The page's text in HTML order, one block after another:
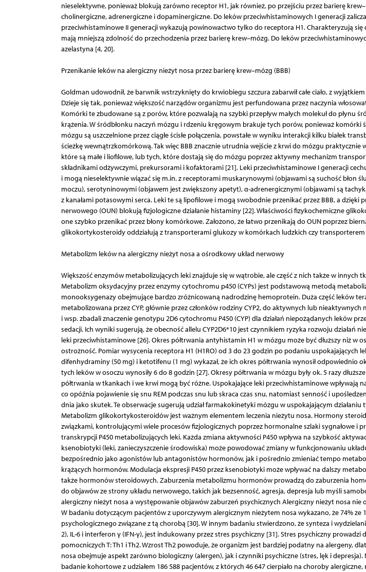
nieselektywne, ponieważ blokują zarówno receptor H1, jak również, po przejściu przez barierę
cholinergiczne, adrenergiczne i dopaminergiczne. Do leków przeciwhistaminowych I generacji
przeciwhistaminowe II generacji wykazują powinowactwo tylko do receptora H1. Charakteryzują się
mają mniejszą zdolność do przechodzenia przez barierę krew–mózg. Do leków
azelastyna [4, 20].
Przenikanie leków na alergiczny nieżyt nosa przez barierę krew–mózg (BBB)
Goldman udowodnił, że barwnik wstrzyknięty do krwiobiegu szczura zabarwił całe ciało, z
Dzieje się tak, ponieważ większość narządów organizmu jest perfundowana przez naczynia
Komórki te zbudowane są z porów, które pozwalają na szybki przepływ małych molekuł do płynu
krążenia. W śródbłonku naczyń mózgu i rdzeniu kręgowym brakuje tych porów, ponieważ komórki
mózgu są uszczelnione przez ciągłe ścisłe połączenia, powstałe w wyniku interakcji kilku białek
ścieżkę wewnątrzkomórkową. Tak więc BBB znacznie utrudnia wejście z krwi do mózgu praktycznie
które są małe i liofilowe, lub tych, które dostają się do mózgu poprzez aktywny mechanizm
składnikami odżywczymi, prekursorami i kofaktorami [21]. Leki przeciwhistaminowe I generacji
i mogą nieselektywnie wiązać się m.in. z receptorami muskarynowymi (objawami są suchość błon
moczu), serotyninowymi (objawem jest zwiększony apetyt), α-adrenergicznymi (objawami są
z kanałami potasowymi serca. Leki te są lipofilowe i mogą swobodnie przenikać przez BBB, a dzięki
nerwowego (OUN) blokują fizjologiczne działanie histaminy [22]. Właściwości fizykochemiczne
one szybko przenikać przez błony komórkowe. Założono, że łatwo przenikają do OUN poprzez
glikokortykosteroidy oddziałują z transporterami glukozy w komórkach ludzkich czy transporterem
Metabolizm leków na alergiczny nieżyt nosa a ośrodkowy układ nerwowy
Większość enzymów metabolizujących leki znajduje się w wątrobie, ale część z nich także w innych
Metabolizm oksydacyjny przez enzymy cytochromu p450 (CYPs) jest podstawową metodą
monooksygenazy obejmujące bardzo zróżnicowaną nadrodzinę hemoprotein. Duża część leków
metabolizowana przez CYP, głównie przez członków rodziny CYP2, do aktywnych lub
i wsp. zbadali znaczenie genotypu 2D6 cytochromu P450 (CYP) dla działań niepożądanych leków
sedacji. Ich wyniki sugerują, że obecność allelu CYP2D6*10 jest czynnikiem ryzyka rozwoju działań
leki przeciwhistaminowe [26]. Okres półtrwania antyhistamin H1 w mózgu może być dłuższy niż w
ostrożność. Pomiar wysycenia receptora H1 (H1RO) od 3 do 23 godzin po podaniu uspokajających
difenhydraminy (50 mg) i ketotifenu (1 mg) wykazał, że ich okres półtrwania wynosił odpowiednio
tych leków w osoczu wynosiły 6 do 8 godzin [27]. Okresy półtrwania w mózgu były ok. 5 razy
półtrwania w tkankach i we krwi mogą być różne. Uspokajające leki przeciwhistaminowe wpływają
co opóźnia pojawienie się snu REM podczas snu lub skraca czas snu, natomiast senność i
dnia jako skutek. Te obserwacje sugerują udział farmakokinetyki mózgu w uspokajającym działaniu
Metabolizm glikokortykosteroidów jest ważnym elementem leczenia nieżytu nosa. Hormony
związkami, kontrolującymi wiele procesów fizjologicznych poprzez hormonalne szlaki sygnałowe i
transkrypcji P450 metabolizujących leki. Każda zmiana aktywności P450 wpływa na szybkość
ksenobiotyki (leki, zanieczyszczenie środowiska) może powodować zmiany w funkcjonowaniu
bezpośrednio jako agonistów lub antagonistów hormonów, jak i pośrednio zmieniać tempo
krążących hormonów. Modulacja ekspresji P450 przez ksenobiotyki może wpływać na dalszy
także hormonów steroidowych. Zaburzenia metabolizmu hormonów prowadzą do zaburzenia
do objawów ze strony układu nerwowego, takich jak bezsenność, agresja, depresja lub myśli
alergiczny nieżyt nosa a występowanie objawów zaburzeń psychicznych Alergiczny nieżyt nosa nie
W badaniu dotyczącym pacjentów z uporczywym alergicznym nieżytem nosa wykazano, że 74% ze
psychologicznego związane z tą chorobą [30]. W innym badaniu stwierdzono, że synteza i
2), IL-6 i interferon γ (IFN-γ), jest indukowany przez stres psychiczny [31]. Stres psychiczny
pomocniczych T: Th1 i Th2. Wzrost Th2 powoduje, że organizm jest bardziej podatny na alergeny,
nosa obejmuje aspekt zarówno biologiczny (alergen), jak i czynniki psychiczne (stres, lęk i
badanie kohortowe z udziałem 186 588 pacjentów, z których 46 647 cierpiało na choroby